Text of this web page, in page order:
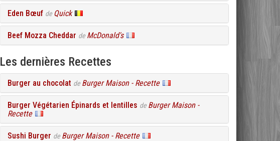
Eden Bœuf de Quick
Beef Mozza Cheddar de McDonald's
Les dernières Recettes
Burger au chocolat de Burger Maison - Recette
Burger Végétarien Épinards et lentilles de Burger Maison -
Recette
Sushi Burger de Burger Maison - Recette